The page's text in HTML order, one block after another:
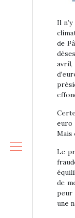
Il
de
avril,
euro
Mais
Le
de
peur
une